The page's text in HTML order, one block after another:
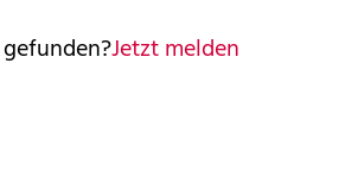
Jetzt melden